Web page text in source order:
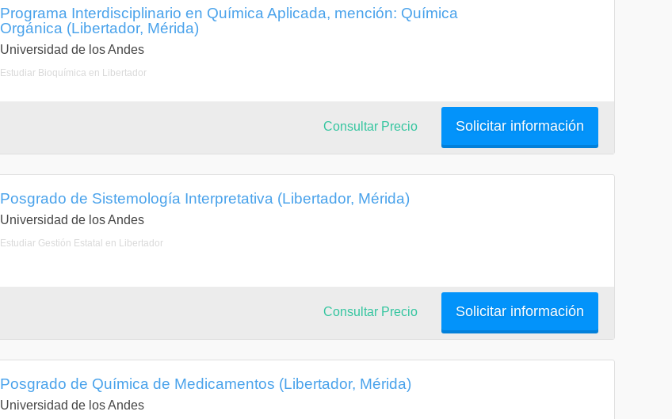
Programa Interdisciplinario en Química Aplicada, mención: Química
Orgánica (Libertador, Mérida)
Universidad de los Andes
Estudiar Bioquímica en Libertador
Solicitar información
Consultar Precio
Posgrado de Sistemología Interpretativa (Libertador, Mérida)
Universidad de los Andes
Estudiar Gestión Estatal en Libertador
Solicitar información
Consultar Precio
Posgrado de Química de Medicamentos (Libertador, Mérida)
Universidad de los Andes